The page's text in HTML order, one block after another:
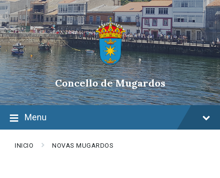
Skip
to
content
Skip
to
main
navigation
Skip
to
footer
Concello de Mugardos
Menu
INICIO NOVAS MUGARDOS